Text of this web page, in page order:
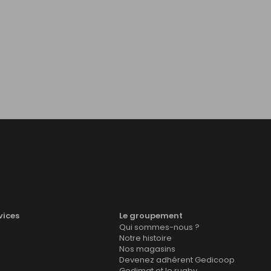
Le groupement
Qui sommes-nous ?
Notre histoire
Nos magasins
Devenez adhérent Gedicoop